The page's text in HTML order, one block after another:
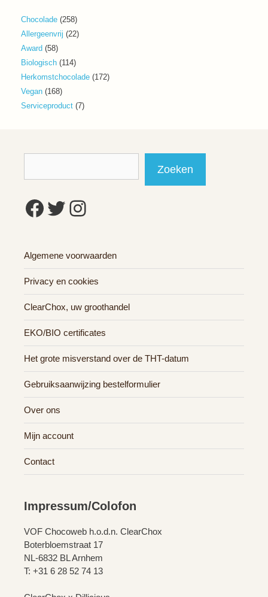
Chocolade 258258
producten
Allergeenvrij 2222
Award 5858
producten
Biologisch 114114
producten
Herkomstchocolade 172172
Vegan 168168
producten
Serviceproduct 77
Zoeken
Facebook
Twitter
Instagram
Algemene voorwaarden
Privacy en cookies
ClearChox, uw groothandel
EKO/BIO certificates
Het grote misverstand over de THT-datum
Gebruiksaanwijzing bestelformulier
Over ons
Mijn account
Contact
Impressum/Colofon
VOF Chocoweb h.o.d.n. ClearChox
Boterbloemstraat 17
NL-6832 BL Arnhem
T: +31 6 28 52 74 13